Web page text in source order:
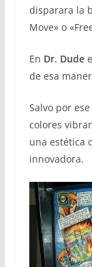
disparara la
Move» o
En Dr. Dude
de esa
Salvo por
colores
una estética
innovadora.